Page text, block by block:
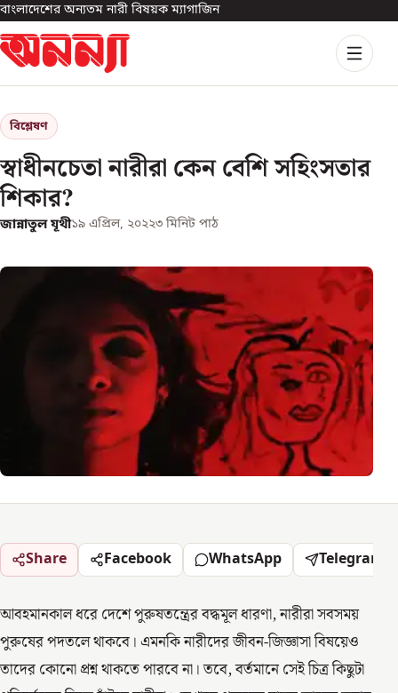
বাংলাদেশের অন্যতম নারী বিষয়ক ম্যাগাজিন
বিশ্লেষণ
স্বাধীনচেতা নারীরা কেন বেশি সহিংসতার
শিকার?
জান্নাতুল যূথী১৯ এপ্রিল, ২০২২৩ মিনিট পাঠ
Share Facebook WhatsApp Telegram
আবহমানকাল ধরে দেশে পুরুষতন্ত্রের বদ্ধমূল ধারণা, নারীরা সবসময়
পুরুষের পদতলে থাকবে। এমনকি নারীদের জীবন-জিজ্ঞাসা বিষয়েও
তাদের কোনো প্রশ্ন থাকতে পারবে না। তবে, বর্তমানে সেই চিত্র কিছুটা